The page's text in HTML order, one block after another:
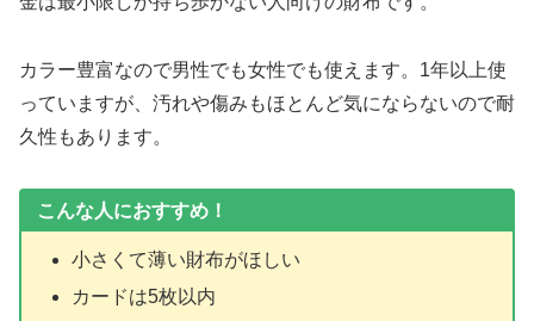
カラー豊富なので男性でも女性でも使えます。1年以上使
っていますが、汚れや傷みもほとんど気にならないので耐
久性もあります。
こんな人におすすめ！
小さくて薄い財布がほしい
カードは5枚以内